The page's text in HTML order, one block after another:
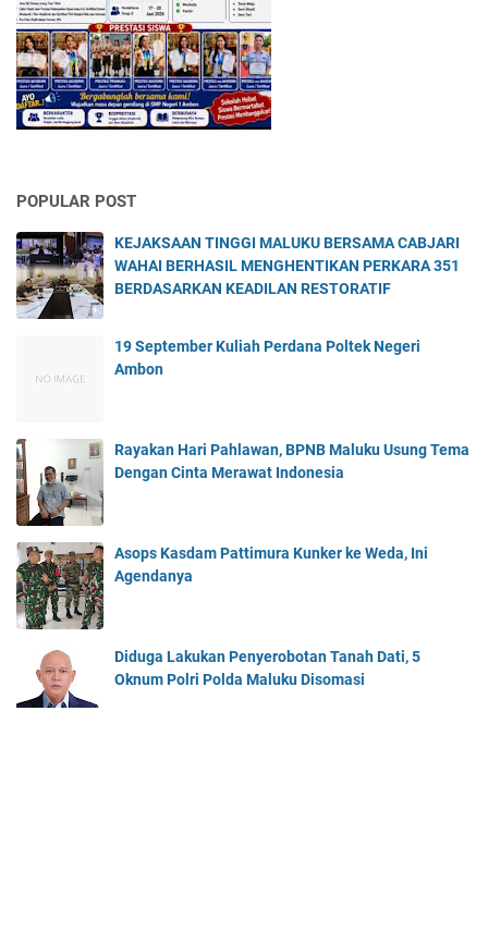
POPULAR POST
KEJAKSAAN TINGGI MALUKU BERSAMA CABJARI
WAHAI BERHASIL MENGHENTIKAN PERKARA 351
BERDASARKAN KEADILAN RESTORATIF
19 September Kuliah Perdana Poltek Negeri
Ambon
Rayakan Hari Pahlawan, BPNB Maluku Usung Tema
Dengan Cinta Merawat Indonesia
Asops Kasdam Pattimura Kunker ke Weda, Ini
Agendanya
Diduga Lakukan Penyerobotan Tanah Dati, 5
Oknum Polri Polda Maluku Disomasi